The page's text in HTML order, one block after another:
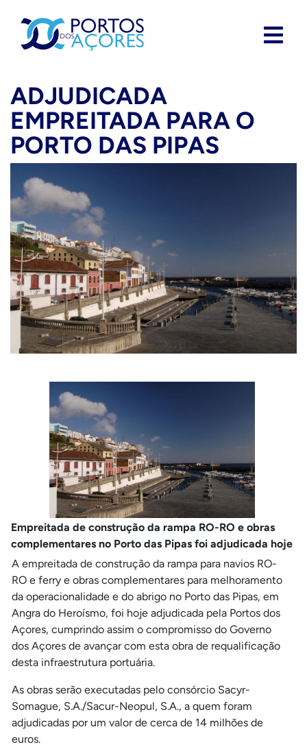
ADJUDICADA
EMPREITADA PARA O
PORTO DAS PIPAS
Empreitada de construção da rampa RO-RO e obras
complementares no Porto das Pipas foi adjudicada hoje
A empreitada de construção da rampa para navios RO-
RO e ferry e obras complementares para melhoramento
da operacionalidade e do abrigo no Porto das Pipas, em
Angra do Heroísmo, foi hoje adjudicada pela Portos dos
Açores, cumprindo assim o compromisso do Governo
dos Açores de avançar com esta obra de requalificação
desta infraestrutura portuária.
As obras serão executadas pelo consórcio Sacyr-
Somague, S.A./Sacur-Neopul, S.A., a quem foram
adjudicadas por um valor de cerca de 14 milhões de
euros.